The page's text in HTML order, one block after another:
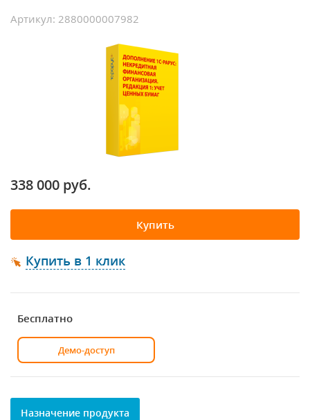
Артикул: 2880000007982
338 000 руб.
Купить
Купить в 1 клик
Бесплатно
Демо-доступ
Назначение продукта